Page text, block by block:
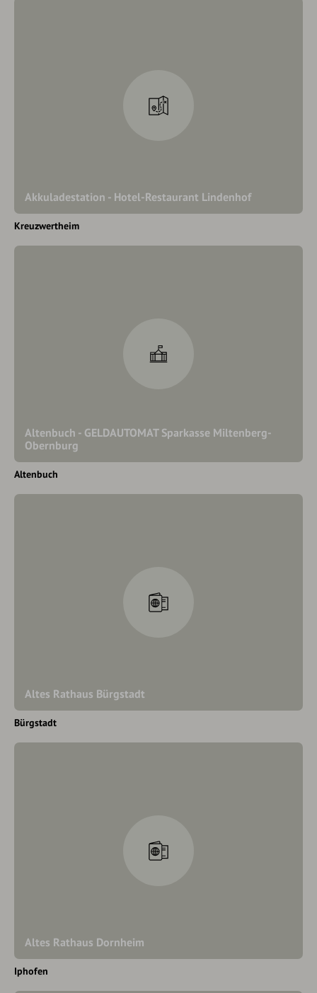
Akkuladestation - Hotel-Restaurant Lindenhof
Kreuzwertheim
Altenbuch - GELDAUTOMAT Sparkasse Miltenberg-
Obernburg
Altenbuch
Altes Rathaus Bürgstadt
Bürgstadt
Altes Rathaus Dornheim
Iphofen